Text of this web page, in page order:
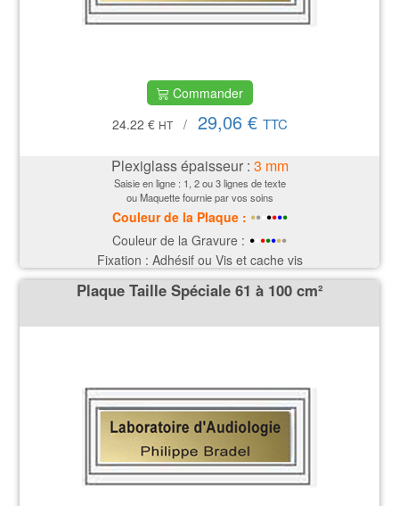
Commander
24.22 € HT / 29,06 € TTC
Plexiglass épaisseur : 3 mm
Saisie en ligne : 1, 2 ou 3 lignes de texte
ou Maquette fournie par vos soins
Couleur de la Plaque : ••• ••••
Couleur de la Gravure : • •••••
Fixation : Adhésif ou Vis et cache vis
Plaque Taille Spéciale 61 à 100 cm²